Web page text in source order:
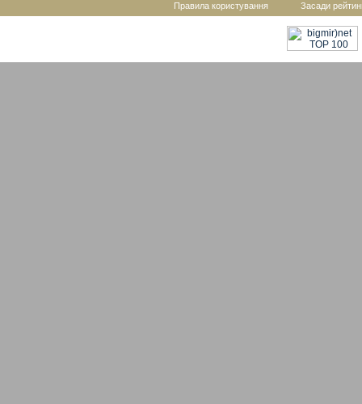
Правила користування Засади